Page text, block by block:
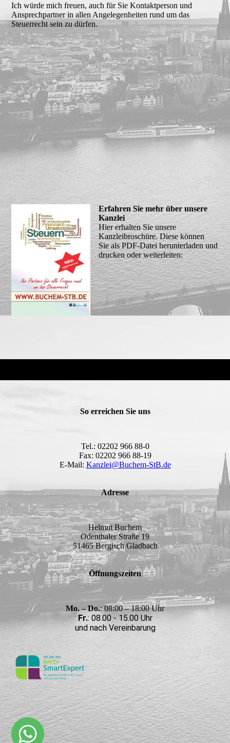
Ich würde mich freuen, auch für Sie Kontakt­person und
Ansprechpartner in allen Ange­legenheiten rund um das
Steuerrecht sein zu dürfen.
Erfahren Sie mehr über unsere
Kanzlei
Hier erhalten Sie unsere
Kanzleibroschüre. Diese können
Sie als PDF-Datei herunterladen und
drucken oder weiterleiten:
So erreichen Sie uns
Tel.: 02202 966 88-0
Fax: 02202 966 88-19
E-Mail: Kanzlei@Buchem-StB.de
Adresse
Helmut Buchem
Odenthaler Straße 19
51465 Bergisch Gladbach
Öffnungszeiten
Mo. – Do.: 08:00 – 18:00 Uhr
Fr.: 08.00 - 15.00 Uhr
und nach Vereinbarung